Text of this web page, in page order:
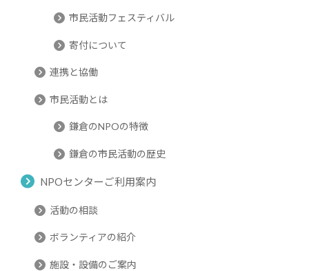
市民活動フェスティバル
寄付について
連携と協働
市民活動とは
鎌倉のNPOの特徴
鎌倉の市民活動の歴史
NPOセンターご利用案内
活動の相談
ボランティアの紹介
施設・設備のご案内